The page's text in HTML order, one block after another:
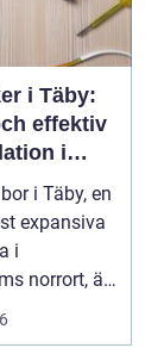
i Täby:
effektiv
i
i Täby, en
expansiva
i
norrort, är